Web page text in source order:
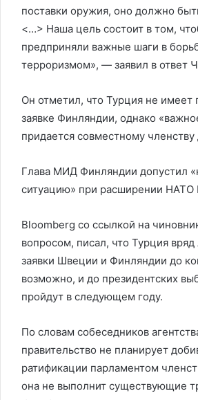
поставки оружия, оно должно
<…> Наша цель состоит в том,
предприняли важные шаги в
терроризмом», — заявил в ответ
Он отметил, что Турция не имеет
заявке Финляндии, однако
придается совместному членству
Глава МИД Финляндии допустил
ситуацию» при расширении НАТО
Bloomberg со ссылкой на
вопросом, писал, что Турция
заявки Швеции и Финляндии до
возможно, и до президентских
пройдут в следующем году.
По словам собеседников
правительство не планирует
ратификации парламентом
она не выполнит существующие